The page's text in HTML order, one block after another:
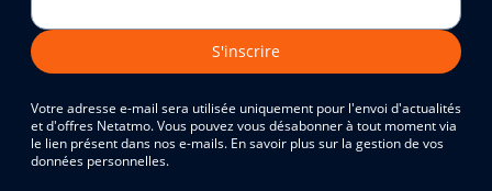
S'inscrire
Votre adresse e-mail sera utilisée uniquement pour l'envoi d'actualités
et d'offres Netatmo. Vous pouvez vous désabonner à tout moment via
le lien présent dans nos e-mails. En savoir plus sur la gestion de vos
données personnelles.